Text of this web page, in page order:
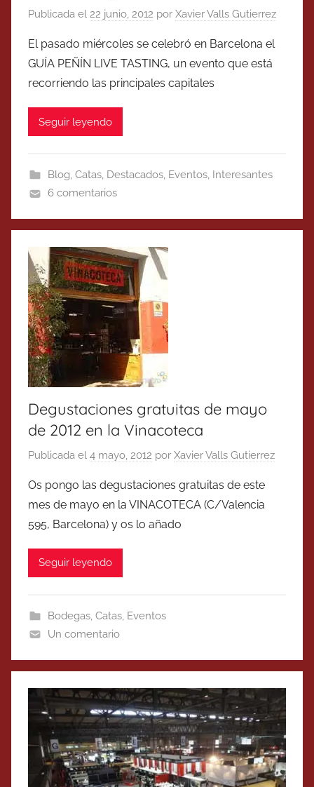
Publicada el 22 junio, 2012 por Xavier Valls Gutierrez
El pasado miércoles se celebró en Barcelona el
GUÍA PEÑÍN LIVE TASTING, un evento que está
recorriendo las principales capitales
Seguir leyendo
Blog, Catas, Destacados, Eventos, Interesantes
6 comentarios
Degustaciones gratuitas de mayo
de 2012 en la Vinacoteca
Publicada el 4 mayo, 2012 por Xavier Valls Gutierrez
Os pongo las degustaciones gratuitas de este
mes de mayo en la VINACOTECA (C/Valencia
595, Barcelona) y os lo añado
Seguir leyendo
Bodegas, Catas, Eventos
Un comentario